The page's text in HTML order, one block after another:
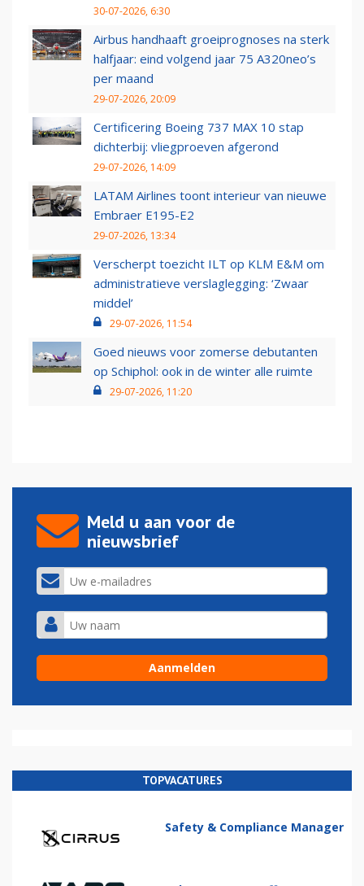
30-07-2026, 6:30
Airbus handhaaft groeiprognoses na sterk
halfjaar: eind volgend jaar 75 A320neo’s
per maand
29-07-2026, 20:09
Certificering Boeing 737 MAX 10 stap
dichterbij: vliegproeven afgerond
29-07-2026, 14:09
LATAM Airlines toont interieur van nieuwe
Embraer E195-E2
29-07-2026, 13:34
Verscherpt toezicht ILT op KLM E&M om
administratieve verslaglegging: ‘Zwaar
middel’
29-07-2026, 11:54
Goed nieuws voor zomerse debutanten
op Schiphol: ook in de winter alle ruimte
29-07-2026, 11:20
Meld u aan voor de
nieuwsbrief
TOPVACATURES
Safety & Compliance Manager